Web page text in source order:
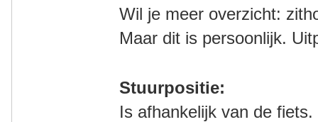
Wil je meer overzicht:
Maar dit is persoonlijk.
Stuurpositie:
Is afhankelijk van de